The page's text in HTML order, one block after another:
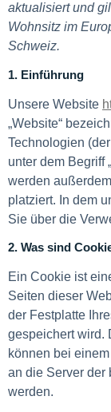
aktualisiert und
Wohnsitz im
Schweiz.
1. Einführung
Unsere Website
„Website“
Technologien
unter dem Begriff
werden
platziert. In dem
Sie über die
2. Was sind
Ein Cookie ist
Seiten dieser
der Festplatte
gespeichert wird.
können bei
an die Server der
werden.